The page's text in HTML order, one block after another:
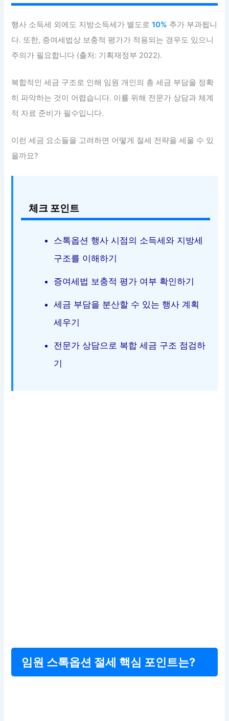
행사 소득세 외에도 지방소득세가 별도로10% 추가 부과됩니
다. 또한, 증여세법상 보충적 평가가 적용되는 경우도 있으니
주의가 필요합니다 (출처: 기획재정부 2022).
복합적인 세금 구조로 인해 임원 개인의 총 세금 부담을 정확
히 파악하는 것이 어렵습니다. 이를 위해 전문가 상담과 체계
적 자료 준비가 필수입니다.
이런 세금 요소들을 고려하면 어떻게 절세 전략을 세울 수 있
을까요?
체크 포인트
스톡옵션 행사 시점의 소득세와 지방세
구조를 이해하기
증여세법 보충적 평가 여부 확인하기
세금 부담을 분산할 수 있는 행사 계획
세우기
전문가 상담으로 복합 세금 구조 점검하
기
임원 스톡옵션 절세 핵심 포인트는?